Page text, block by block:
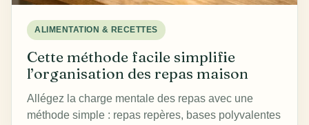
ALIMENTATION & RECETTES
Cette méthode facile simplifie
l’organisation des repas maison
Allégez la charge mentale des repas avec une
méthode simple : repas repères, bases polyvalentes